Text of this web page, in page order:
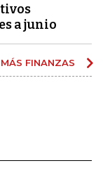
a junio
MÁS FINANZAS